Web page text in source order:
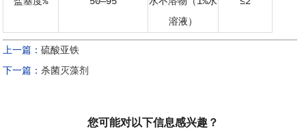
溶液）
上一篇：硫酸亚铁
下一篇：杀菌灭藻剂
您可能对以下信息感兴趣？